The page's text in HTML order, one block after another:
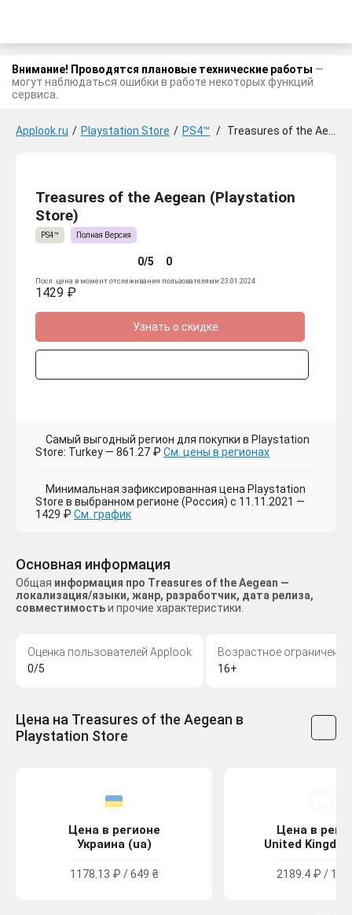
Внимание! Проводятся плановые технические работы —
могут наблюдаться ошибки в работе некоторых функций
сервиса.
Applook.ru / Playstation Store / PS4™ / Treasures of the Aegean
Treasures of the Aegean (Playstation
Store)
PS4™ Полная Версия
0/5 0
Посл. цена в момент отслеживания пользователями 23.01.2024
1429 ₽
Узнать о скидке
Самый выгодный регион для покупки в Playstation
Store: Turkey — 861.27 ₽ См. цены в регионах
Минимальная зафиксированная цена Playstation
Store в выбранном регионе (Россия) с 11.11.2021 —
1429 ₽ См. график
Основная информация
Общая информация про Treasures of the Aegean —
локализация/языки, жанр, разработчик, дата релиза,
совместимостьи прочие характеристики.
Оценка пользователей Applook
0/5
Возрастное ограничение
16+
Цена на Treasures of the Aegean в
Playstation Store
Цена в регионе
Украина (ua)
1178.13 ₽ / 649 ₴
Цена в
United
2189.4 ₽ /